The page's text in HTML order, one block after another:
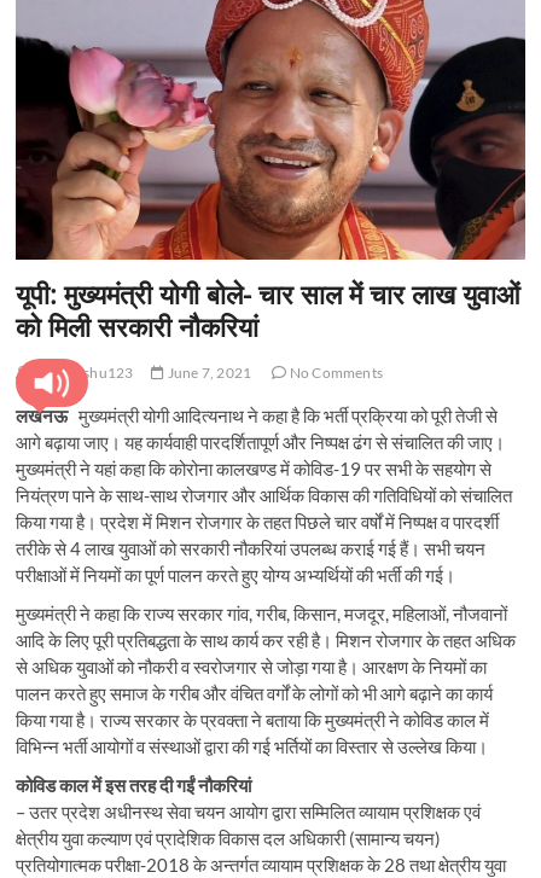
o
यूपी: मुख्यमंत्री योगी बोले- चार साल में चार लाख युवाओं
को मिली सरकारी नौकरियां
pratyanshu123 June 7, 2021 No Comments
लखनऊमुख्यमंत्री योगी आदित्यनाथ ने कहा है कि भर्ती प्रक्रिया को पूरी तेजी से
आगे बढ़ाया जाए। यह कार्यवाही पारदर्शितापूर्ण और निष्पक्ष ढंग से संचालित की जाए।
मुख्यमंत्री ने यहां कहा कि कोरोना कालखण्ड में कोविड-19 पर सभी के सहयोग से
नियंत्रण पाने के साथ-साथ रोजगार और आर्थिक विकास की गतिविधियों को संचालित
किया गया है। प्रदेश में मिशन रोजगार के तहत पिछले चार वर्षों में निष्पक्ष व पारदर्शी
तरीके से 4 लाख युवाओं को सरकारी नौकरियां उपलब्ध कराई गई हैं। सभी चयन
परीक्षाओं में नियमों का पूर्ण पालन करते हुए योग्य अभ्यर्थियों की भर्ती की गई।
मुख्यमंत्री ने कहा कि राज्य सरकार गांव, गरीब, किसान, मजदूर, महिलाओं, नौजवानों
आदि के लिए पूरी प्रतिबद्धता के साथ कार्य कर रही है। मिशन रोजगार के तहत अधिक
से अधिक युवाओं को नौकरी व स्वरोजगार से जोड़ा गया है। आरक्षण के नियमों का
पालन करते हुए समाज के गरीब और वंचित वर्गों के लोगों को भी आगे बढ़ाने का कार्य
किया गया है। राज्य सरकार के प्रवक्ता ने बताया कि मुख्यमंत्री ने कोविड काल में
विभिन्न भर्ती आयोगों व संस्थाओं द्वारा की गई भर्तियों का विस्तार से उल्लेख किया।
कोविड काल में इस तरह दी गईं नौकरियां
– उतर प्रदेश अधीनस्थ सेवा चयन आयोग द्वारा सम्मिलित व्यायाम प्रशिक्षक एवं
क्षेत्रीय युवा कल्याण एवं प्रादेशिक विकास दल अधिकारी (सामान्य चयन)
प्रतियोगात्मक परीक्षा-2018 के अन्तर्गत व्यायाम प्रशिक्षक के 28 तथा क्षेत्रीय युवा